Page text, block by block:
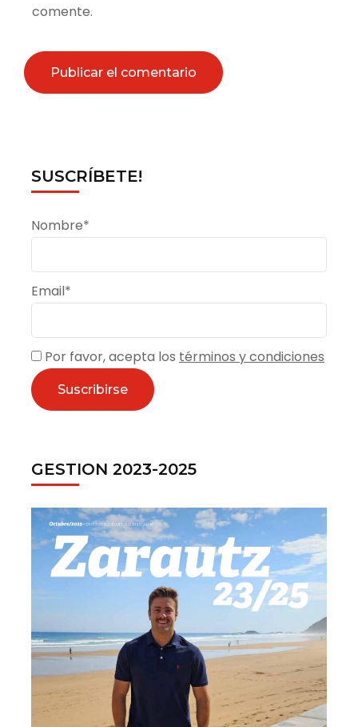
comente.
SUSCRÍBETE!
Nombre*
Email*
Por favor, acepta los términos y condiciones
GESTION 2023-2025